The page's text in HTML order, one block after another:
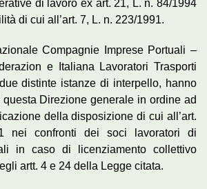
di lavoro ex art. 21, L. n. 84/1994
di cui all’art. 7, L. n. 223/1991.
Compagnie Imprese Portuali –
e Italiana Lavoratori Trasporti
distinte istanze di interpello, hanno
Direzione generale in ordine ad
della disposizione di cui all’art.
nei confronti dei soci lavoratori di
in caso di licenziamento collettivo
artt. 4 e 24 della Legge citata.